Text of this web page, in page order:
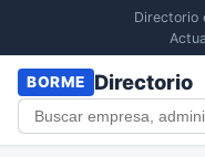
Directorio
BORME Directorio